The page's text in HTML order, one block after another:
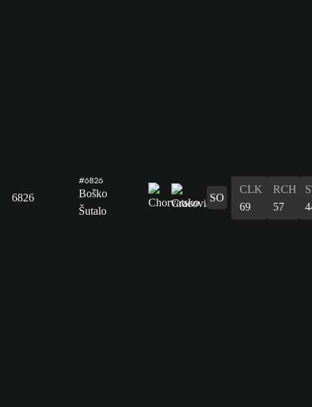
6826
#6826
Boško
Šutalo
SO
CLK
69
RCH
57